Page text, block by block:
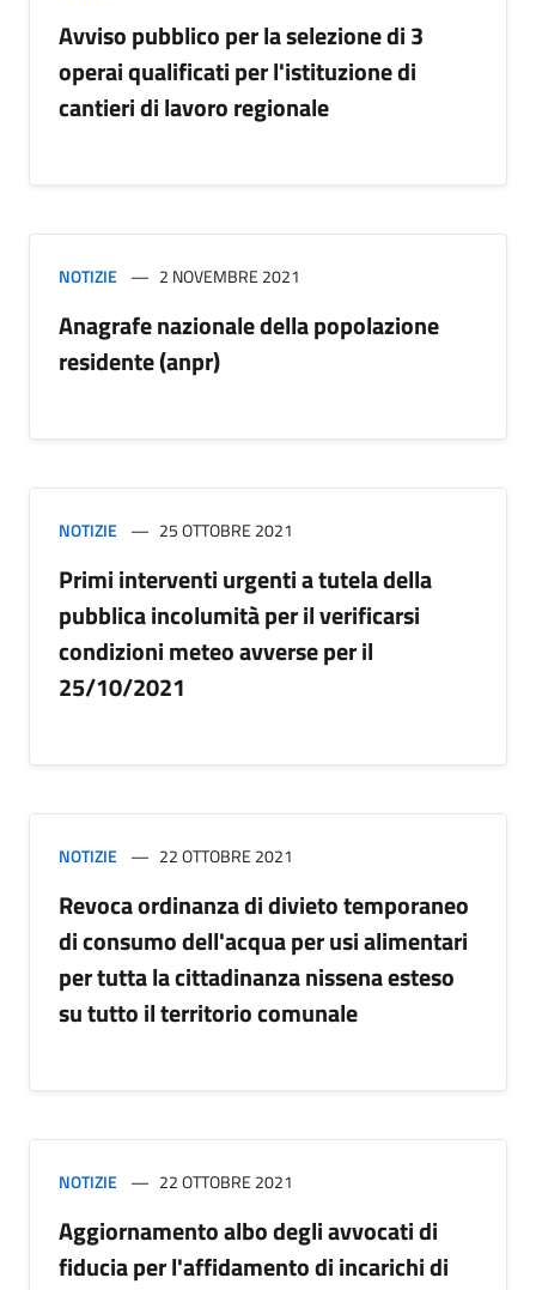
Avviso pubblico per la selezione di 3
operai qualificati per l'istituzione di
cantieri di lavoro regionale
NOTIZIE 2 NOVEMBRE 2021
Anagrafe nazionale della popolazione
residente (anpr)
NOTIZIE 25 OTTOBRE 2021
Primi interventi urgenti a tutela della
pubblica incolumità per il verificarsi
condizioni meteo avverse per il
25/10/2021
NOTIZIE 22 OTTOBRE 2021
Revoca ordinanza di divieto temporaneo
di consumo dell'acqua per usi alimentari
per tutta la cittadinanza nissena esteso
su tutto il territorio comunale
NOTIZIE 22 OTTOBRE 2021
Aggiornamento albo degli avvocati di
fiducia per l'affidamento di incarichi di